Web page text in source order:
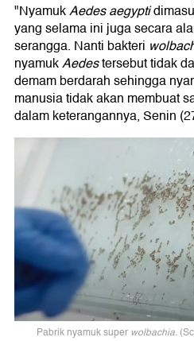
"NyamukAedes aegypti
yang selama ini juga secara
serangga. Nanti bakteri
nyamukAedestersebut tidak
demam berdarah sehingga
manusia tidak akan membuat
dalam keterangannya, Senin
Pabrik nyamuk super wolbachia.